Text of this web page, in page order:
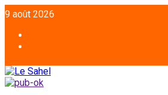
9 août 2026